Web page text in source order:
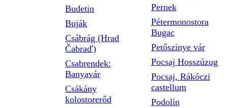
Budetin
Buják
Csábrág (Hrad
Čabraď)
Csabrendek:
Banyavár
Csákány
kolostorerőd
Pernek
Pétermonostora
Bugac
Petőszinye vár
Pocsaj Hosszúzug
Pocsaj, Rákóczi
castellum
Podolin